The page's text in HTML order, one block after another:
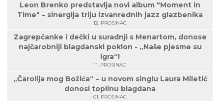
Leon Brenko predstavlja novi album "Moment in
Time" – sinergija triju izvanrednih jazz glazbenika
12. PROSINAC
Zagrepčanke i dečki u suradnji s Menartom, donose
najčarobniji blagdanski poklon - „Naše pjesme su
igra“!
11. PROSINAC
„Čarolija mog Božića“ – u novom singlu Laura Miletić
donosi toplinu blagdana
01. PROSINAC